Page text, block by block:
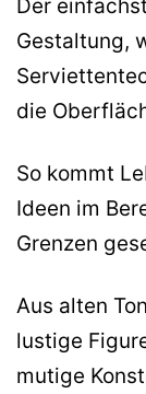
Der
Gestaltung,
die
So kommt
Ideen im
Grenzen
Aus alten
lustige
mutige